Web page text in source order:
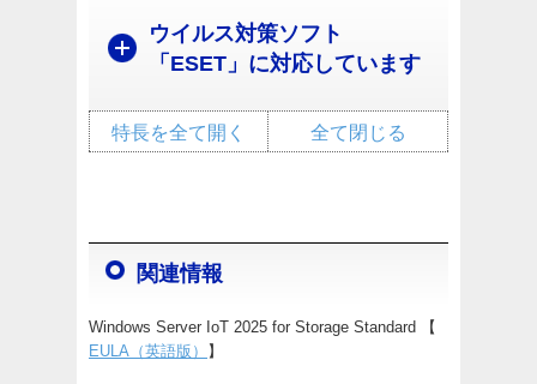
ウイルス対策ソフト
「ESET」に対応しています
全て閉じる
特長を全て開く
関連情報
Windows Server IoT 2025 for Storage Standard 【
EULA（英語版）
】